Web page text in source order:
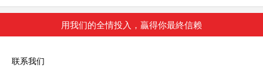
2018-06-26
用我们的全情投入，贏得你最終信赖
联系我们